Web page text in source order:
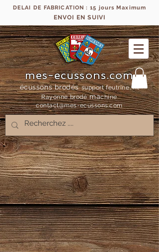
DELAI DE FABRICATION : 15 jours Maximum
ENVOI EN SUIVI
mes-ecussons.com
écussons brodés support feutrine, fil
Rayonne brodémachine
contact@mes-ecussons.com